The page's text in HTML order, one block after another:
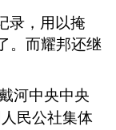
录，用以掩
。而耀邦还继
河中央中央
民公社集体